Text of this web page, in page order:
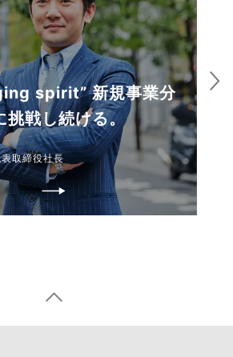
spirit” 新規事業分
挑戦し続ける。
取締役社長